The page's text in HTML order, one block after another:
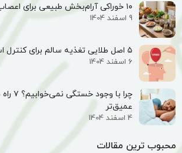
۱۰ خوراکی آرام‌بخش طبیعی برای اعصاب خسته
9 اسفند 1404
۵ اصل طلایی تغذیه سالم برای کنترل استرس
6 اسفند 1404
چرا با
عمیق‌تر
4 اسفند 1404
محبوب ترین مقالات